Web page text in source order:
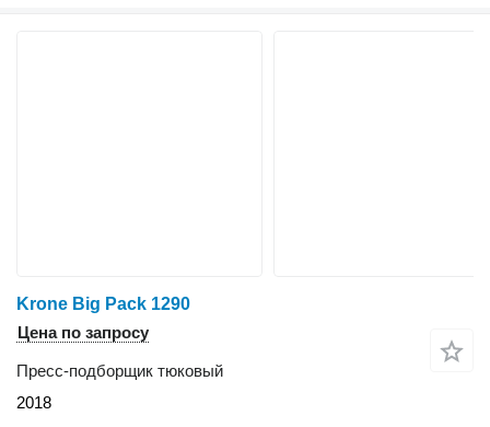
Krone Big Pack 1290
Цена по запросу
Пресс-подборщик тюковый
2018